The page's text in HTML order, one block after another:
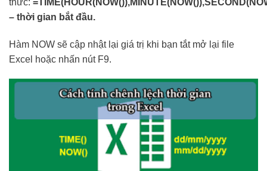
– thời gian bắt đầu.
Hàm NOW sẽ cập nhật lại giá trị khi bạn tắt mở lại file
Excel hoặc nhấn nút F9.